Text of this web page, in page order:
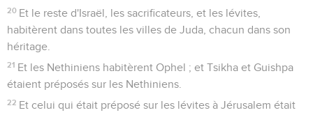
20 Et le reste d'Israël, les sacrificateurs, et les lévites,
habitèrent dans toutes les villes de Juda, chacun dans son
héritage.
21 Et les Nethiniens habitèrent Ophel ; et Tsikha et Guishpa
étaient préposés sur les Nethiniens.
22 Et celui qui était préposé sur les lévites à Jérusalem était